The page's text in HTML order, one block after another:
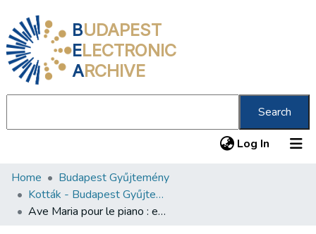
BUDAPEST
ELECTRONIC
ARCHIVE
Search
Log In (current)
Communities & Collections
All of DSpace
Home
Budapest Gyűjtemény
Kották - Budapest Gyűjtemény
Ave Maria pour le piano : exécuté par l'auteur au concert de Pest le 29 août 1865 /